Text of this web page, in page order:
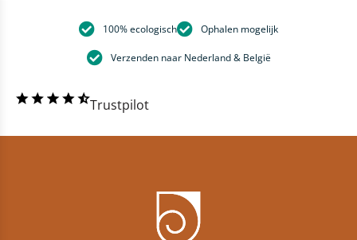
100% ecologisch Ophalen mogelijk
Verzenden naar Nederland & België
Trustpilot